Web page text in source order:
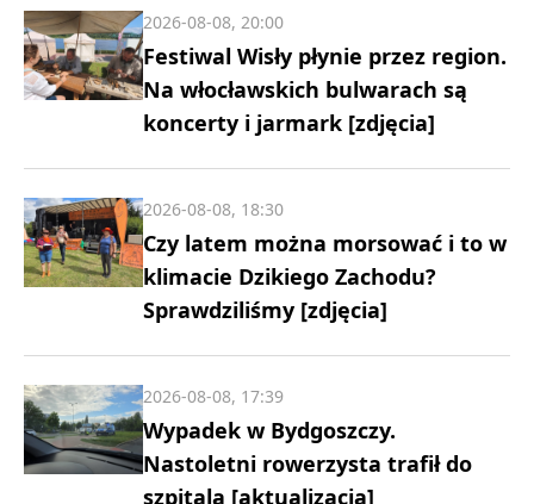
Festiwal Wisły płynie przez region.
Na włocławskich bulwarach są
koncerty i jarmark [zdjęcia]
2026-08-08, 20:00
Czy latem można morsować i to w
klimacie Dzikiego Zachodu?
Sprawdziliśmy [zdjęcia]
2026-08-08, 18:30
Wypadek w Bydgoszczy.
Nastoletni rowerzysta trafił do
szpitala [aktualizacja]
2026-08-08, 17:39